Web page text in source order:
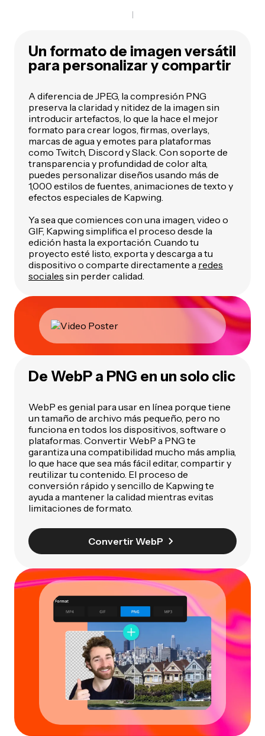
Un formato de imagen versátil
para personalizar y compartir
A diferencia de JPEG, la compresión PNG
preserva la claridad y nitidez de la imagen sin
introducir artefactos, lo que la hace el mejor
formato para crear logos, firmas, overlays,
marcas de agua y emotes para plataformas
como Twitch, Discord y Slack. Con soporte de
transparencia y profundidad de color alta,
puedes personalizar diseños usando más de
1,000 estilos de fuentes, animaciones de texto y
efectos especiales de Kapwing.
Ya sea que comiences con una imagen, video o
GIF, Kapwing simplifica el proceso desde la
edición hasta la exportación. Cuando tu
proyecto esté listo, exporta y descarga a tu
dispositivo o comparte directamente a redes
sociales sin perder calidad.
De WebP a PNG en un solo clic
WebP es genial para usar en línea porque tiene
un tamaño de archivo más pequeño, pero no
funciona en todos los dispositivos, software o
plataformas. Convertir WebP a PNG te
garantiza una compatibilidad mucho más amplia,
lo que hace que sea más fácil editar, compartir y
reutilizar tu contenido. El proceso de
conversión rápido y sencillo de Kapwing te
ayuda a mantener la calidad mientras evitas
limitaciones de formato.
Convertir WebP